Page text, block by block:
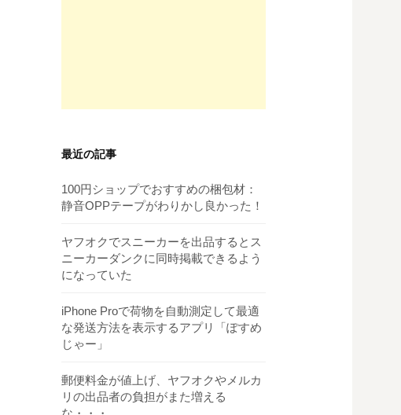
最近の記事
100円ショップでおすすめの梱包材：
静音OPPテープがわりかし良かった！
ヤフオクでスニーカーを出品するとス
ニーカーダンクに同時掲載できるよう
になっていた
iPhone Proで荷物を自動測定して最適
な発送方法を表示するアプリ「ぽすめ
じゃー」
郵便料金が値上げ、ヤフオクやメルカ
リの出品者の負担がまた増える